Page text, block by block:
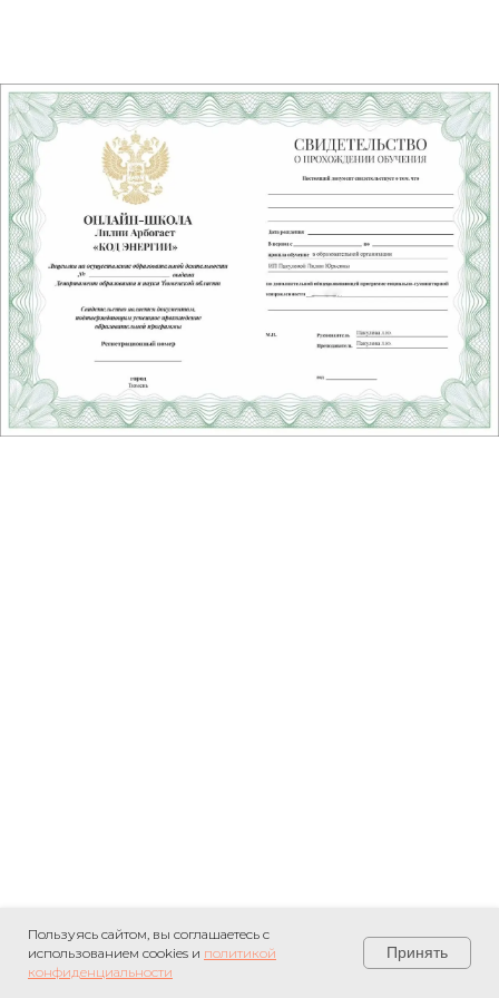
Пользуясь сайтом, вы соглашаетесь с
использованием cookies и политикой
конфиденциальности
Принять